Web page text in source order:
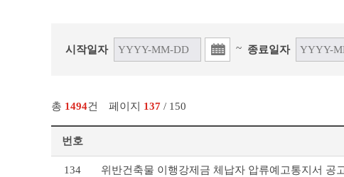
시작일자 ~ 종료일자
총 1494건 페이지 137 / 150
번호
134 위반건축물 이행강제금 체납자 압류예고통지서 공